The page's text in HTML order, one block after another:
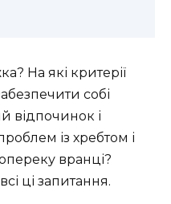
На які критерії
собі
відпочинок і
із хребтом і
вранці?
ці запитання.